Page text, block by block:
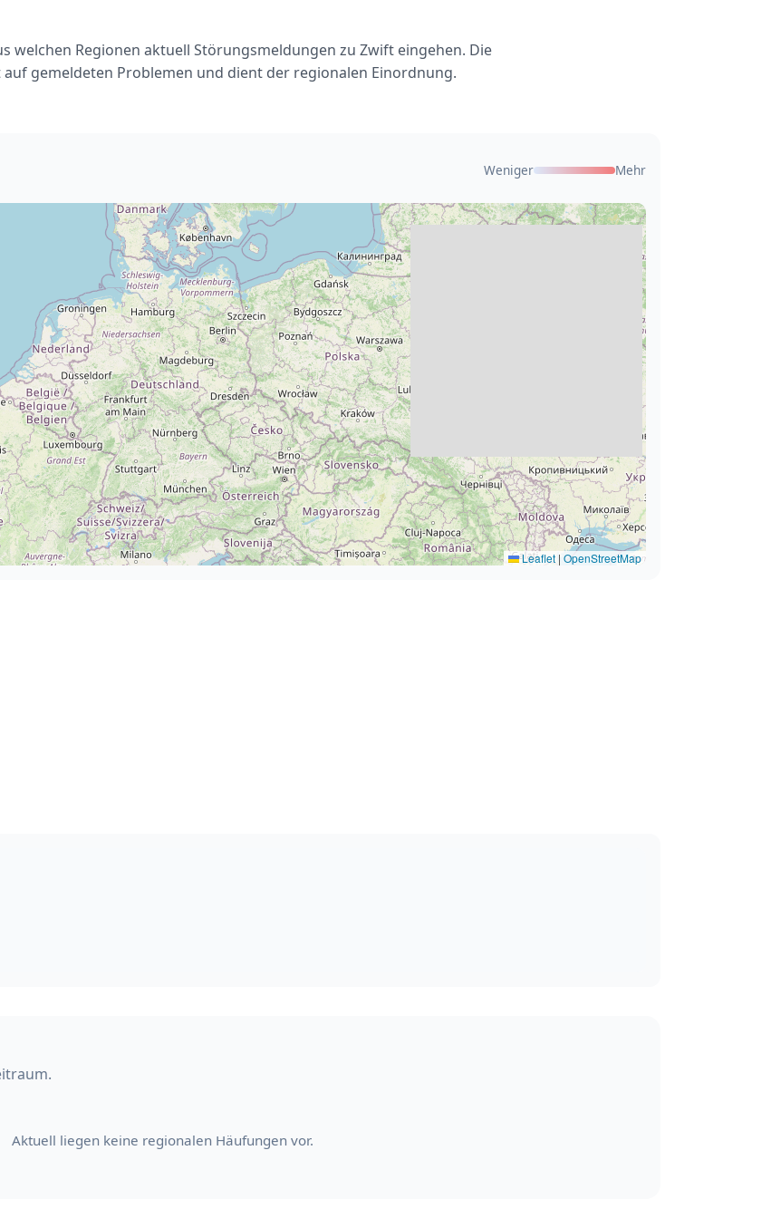
welchen Regionen aktuell Störungsmeldungen zu Zwift eingehen. Die
gemeldeten Problemen und dient der regionalen Einordnung.
Weniger Mehr
Leaflet | OpenStreetMap
Aktuell liegen keine regionalen Häufungen vor.